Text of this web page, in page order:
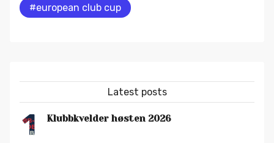
#european club cup
Latest posts
1 Klubbkvelder høsten 2026